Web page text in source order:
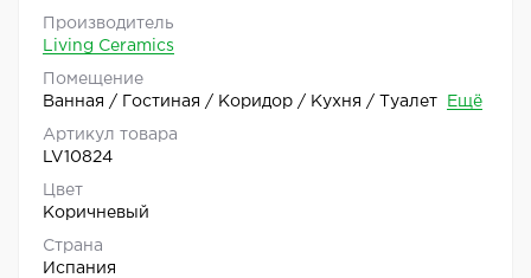
Производитель
Living Ceramics
Помещение
Ванная / Гостиная / Коридор / Кухня / Туалет
Ещё
Артикул товара
LV10824
Цвет
Коричневый
Страна
Испания